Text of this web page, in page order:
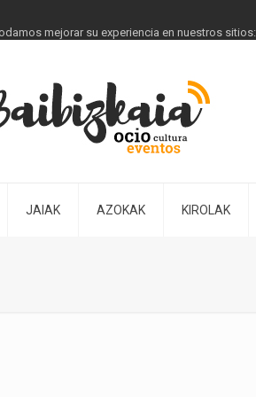
JAIAK AZOKAK KIROLAK
mejorar su experiencia en nuestros sitios: